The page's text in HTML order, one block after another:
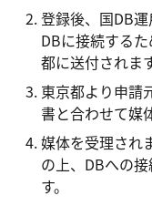
登録後、国DB
DBに接続する
都に送付されます
東京都より申請
書と合わせて媒
媒体を受理され
の上、DBへの
す。